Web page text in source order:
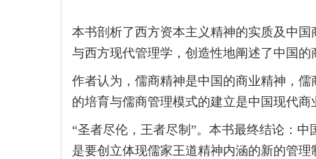
本书剖析了西方资本主义精神的实质及中
与西方现代管理学，创造性地阐述了中国的
作者认为，儒商精神是中国的商业精神，
的培育与儒商管理模式的建立是中国现代商
“圣者尽伦，王者尽制”。本书最终结论：
是要创立体现儒家王道精神内涵的新的管